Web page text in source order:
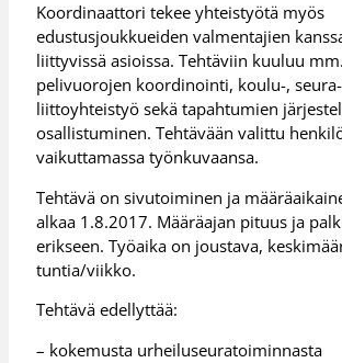
Koordinaattori tekee yhteistyötä myös
edustusjoukkueiden valmentajien
liittyvissä asioissa. Tehtäviin kuuluu
pelivuorojen koordinointi, koulu-,
liittoyhteistyö sekä tapahtumien
osallistuminen. Tehtävään valittu
vaikuttamassa työnkuvaansa.
Tehtävä on sivutoiminen ja
alkaa 1.8.2017. Määräajan pituus ja
erikseen. Työaika on joustava,
tuntia/viikko.
Tehtävä edellyttää:
– kokemusta urheiluseuratoiminnasta